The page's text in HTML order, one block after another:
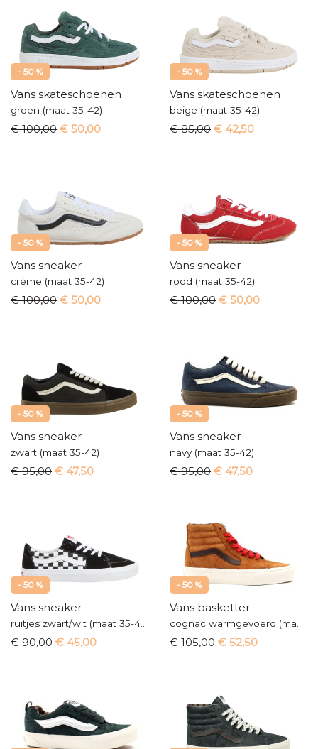
- 50 %
Vans skateschoenen
groen (maat 35-42)
€ 100,00 € 50,00
- 50 %
Vans skateschoenen
beige (maat 35-42)
€ 85,00 € 42,50
- 50 %
Vans sneaker
crème (maat 35-42)
€ 100,00 € 50,00
- 50 %
Vans sneaker
rood (maat 35-42)
€ 100,00 € 50,00
- 50 %
Vans sneaker
zwart (maat 35-42)
€ 95,00 € 47,50
- 50 %
Vans sneaker
navy (maat 35-42)
€ 95,00 € 47,50
- 50 %
Vans sneaker
€ 90,00 € 45,00
- 50 %
Vans basketter
€ 105,00 € 52,50